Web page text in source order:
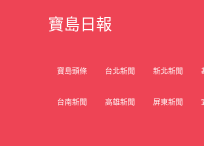
寶島日報
寶島頭條 台北新聞 新北新聞
台南新聞 高雄新聞 屏東新聞